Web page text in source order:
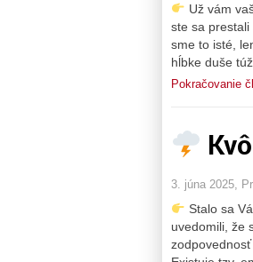
Už vám
ste sa
sme to isté,
hĺbke duše
Pokračovanie
3. júna 2025,
Stalo sa
uvedomili, že